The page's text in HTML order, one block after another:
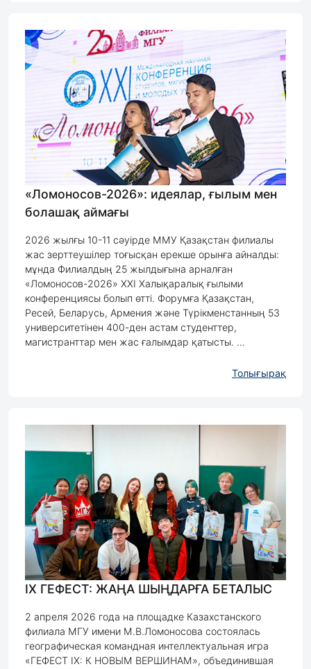
«Ломоносов-2026»: идеялар, ғылым мен
болашақ аймағы
2026 жылғы 10-11 сәуірде ММУ Қазақстан филиалы
жас зерттеушілер тоғысқан ерекше орынға айналды:
мұнда Филиалдың 25 жылдығына арналған
«Ломоносов-2026» ХХІ Халықаралық ғылыми
конференциясы болып өтті. Форумға Қазақстан,
Ресей, Беларусь, Армения және Түрікменстанның 53
университетінен 400-ден астам студенттер,
магистранттар мен жас ғалымдар қатысты. ...
Толығырақ
IX ГЕФЕСТ: ЖАҢА ШЫҢДАРҒА БЕТАЛЫС
2 апреля 2026 года на площадке Казахстанского
филиала МГУ имени М.В.Ломоносова состоялась
географическая командная интеллектуальная игра
«ГЕФЕСТ IX: К НОВЫМ ВЕРШИНАМ», объединившая